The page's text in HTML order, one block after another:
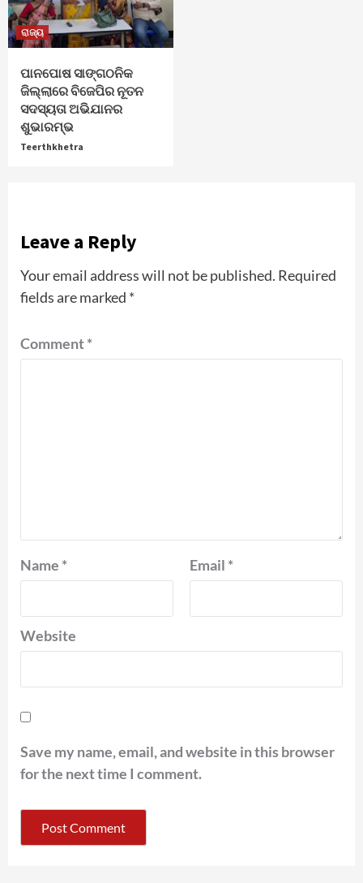
ରାଜ୍ୟ
ପାନପୋଷ ସାଙ୍ଗଠନିକ
ଜିଲ୍ଲାରେ ବିଜେପିର ନୂତନ
ସଦସ୍ୟତା ଅଭିଯାନର
ଶୁଭାରମ୍ଭ
Teerthkhetra
Leave a Reply
Your email address will not be published. Required
fields are marked *
Comment*
Name * Email *
Website
Save my name, email, and website in this browser
for the next time I comment.